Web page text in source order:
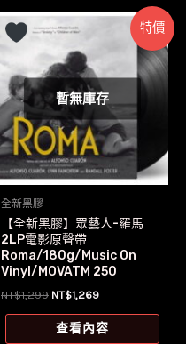
特價
暫無庫存
全新黑膠
【全新黑膠】眾藝人-羅馬
2LP電影原聲帶
Roma/180g/Music On
Vinyl/MOVATM 250
NT$1,299 原
價
格：
NT$1,269目
價
格：
查看內容